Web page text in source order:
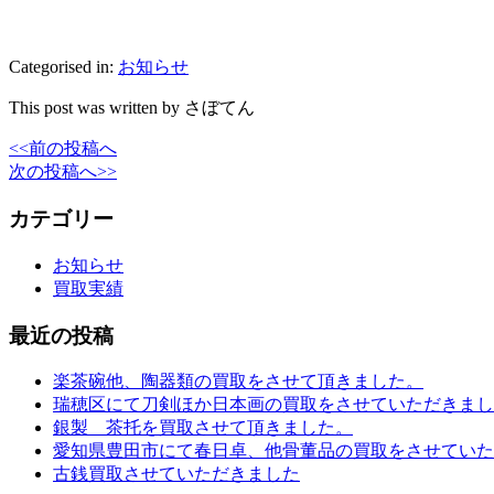
Categorised in: お知らせ
This post was written by さぼてん
<<前の投稿へ
次の投稿へ>>
カテゴリー
お知らせ
買取実績
最近の投稿
楽茶碗他、陶器類の買取をさせて頂きました。
瑞穂区にて刀剣ほか日本画の買取をさせていただきまし
銀製 茶托を買取させて頂きました。
愛知県豊田市にて春日卓、他骨董品の買取をさせていた
古銭買取させていただきました